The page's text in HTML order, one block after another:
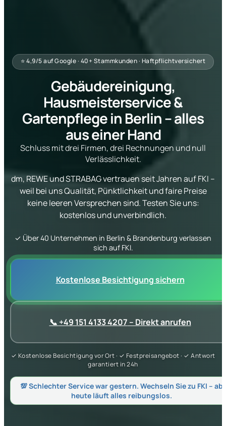
⭐ 4,9/5 auf Google · 40+ Stammkunden · Haftpflichtversichert
Gebäudereinigung,
Hausmeisterservice &
Gartenpflege in Berlin – alles
aus einer Hand
Schluss mit drei Firmen, drei Rechnungen und null
Verlässlichkeit.
dm, REWE und STRABAG vertrauen seit Jahren auf FKI –
weil bei uns Qualität, Pünktlichkeit und faire Preise
keine leeren Versprechen sind. Testen Sie uns:
kostenlos und unverbindlich.
✓ Über 40 Unternehmen in Berlin & Brandenburg verlassen
sich auf FKI.
Kostenlose Besichtigung sichern
📞 +49 151 4133 4207 – Direkt anrufen
✓ Kostenlose Besichtigung vor Ort · ✓ Festpreisangebot · ✓ Antwort
garantiert in 24h
💯 Schlechter Service war gestern. Wechseln Sie zu FKI – ab
heute läuft alles reibungslos.